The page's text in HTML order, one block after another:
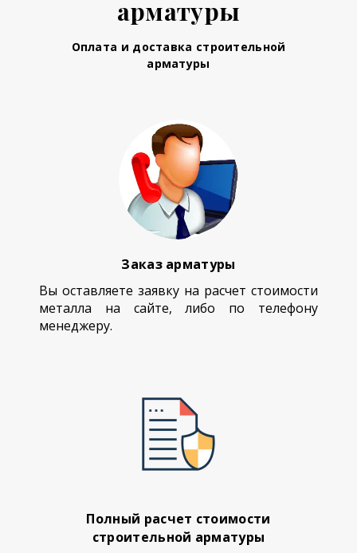
арматуры
Оплата и доставка строительной
арматуры
Заказ арматуры
Вы оставляете заявку на расчет стоимости
металла на сайте, либо по телефону
менеджеру.
Полный расчет стоимости
строительной арматуры